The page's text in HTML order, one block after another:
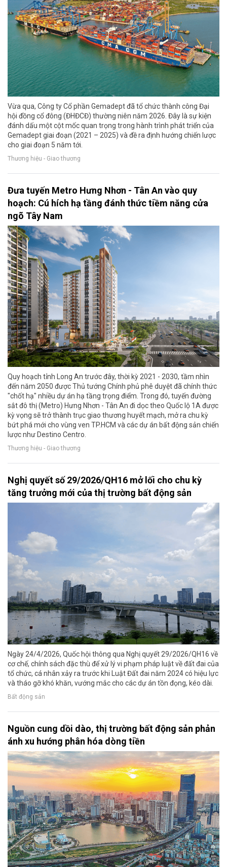
Vừa qua, Công ty Cổ phần Gemadept đã tổ chức thành công Đại
hội đồng cổ đông (ĐHĐCĐ) thường niên năm 2026. Đây là sự kiện
đánh dấu một cột mốc quan trọng trong hành trình phát triển của
Gemadept giai đoạn (2021 – 2025) và đề ra định hướng chiến lược
cho giai đoạn 5 năm tới.
Thương hiệu - Giao thương
Đưa tuyến Metro Hưng Nhơn - Tân An vào quy
hoạch: Cú hích hạ tầng đánh thức tiềm năng cửa
ngõ Tây Nam
Quy hoạch tỉnh Long An trước đây, thời kỳ 2021 - 2030, tầm nhìn
đến năm 2050 được Thủ tướng Chính phủ phê duyệt đã chính thức
"chốt hạ" nhiều dự án hạ tầng trọng điểm. Trong đó, tuyến đường
sắt đô thị (Metro) Hưng Nhơn - Tân An đi dọc theo Quốc lộ 1A được
kỳ vọng sẽ trở thành trục giao thương huyết mạch, mở ra chu kỳ
bứt phá mới cho vùng ven TP.HCM và các dự án bất động sản chiến
lược như Destino Centro.
Thương hiệu - Giao thương
Nghị quyết số 29/2026/QH16 mở lối cho chu kỳ
tăng trưởng mới của thị trường bất động sản
Ngày 24/4/2026, Quốc hội thông qua Nghị quyết 29/2026/QH16 về
cơ chế, chính sách đặc thù để xử lý vi phạm pháp luật về đất đai của
tổ chức, cá nhân xảy ra trước khi Luật Đất đai năm 2024 có hiệu lực
và tháo gỡ khó khăn, vướng mắc cho các dự án tồn đọng, kéo dài.
Bất động sản
Nguồn cung dồi dào, thị trường bất động sản phản
ánh xu hướng phân hóa dòng tiền